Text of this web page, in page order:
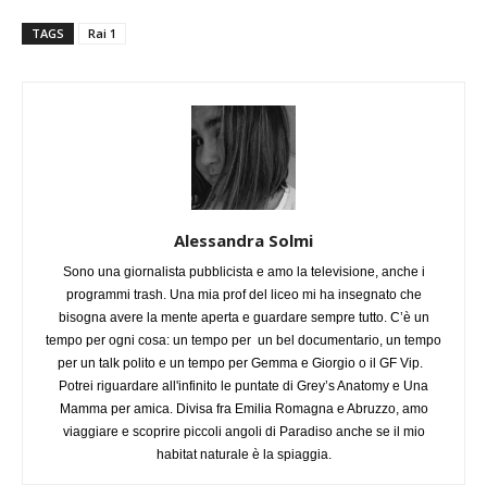
TAGS Rai 1
Alessandra Solmi
Sono una giornalista pubblicista e amo la televisione, anche i
programmi trash. Una mia prof del liceo mi ha insegnato che
bisogna avere la mente aperta e guardare sempre tutto. C’è un
tempo per ogni cosa: un tempo per un bel documentario, un tempo
per un talk polito e un tempo per Gemma e Giorgio o il GF Vip.
Potrei riguardare all'infinito le puntate di Grey’s Anatomy e Una
Mamma per amica. Divisa fra Emilia Romagna e Abruzzo, amo
viaggiare e scoprire piccoli angoli di Paradiso anche se il mio
habitat naturale è la spiaggia.